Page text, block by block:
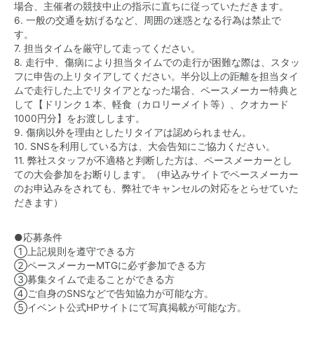
場合、主催者の競技中止の指示に直ちに従っていただきます。
6. 一般の交通を妨げるなど、周囲の迷惑となる行為は禁止で
す。
7. 担当タイムを厳守して走ってください。
8. 走行中、傷病により担当タイムでの走行が困難な際は、スタッ
フに申告の上リタイアしてください。半分以上の距離を担当タイ
ムで走行した上でリタイアとなった場合、ペースメーカー特典と
して【ドリンク１本、軽食（カロリーメイト等）、クオカード
1000円分】をお渡しします。
9. 傷病以外を理由としたリタイアは認められません。
10. SNSを利用している方は、大会告知にご協力ください。
11. 弊社スタッフが不適格と判断した方は、ペースメーカーとし
ての大会参加をお断りします。（申込みサイトでペースメーカー
のお申込みをされても、弊社でキャンセルの対応をとらせていた
だきます）
●応募条件
①上記規則を遵守できる方
②ペースメーカーMTGに必ず参加できる方
③募集タイムで走ることができる方
④ご自身のSNSなどで告知協力が可能な方。
⑤イベント公式HPサイトにて写真掲載が可能な方。